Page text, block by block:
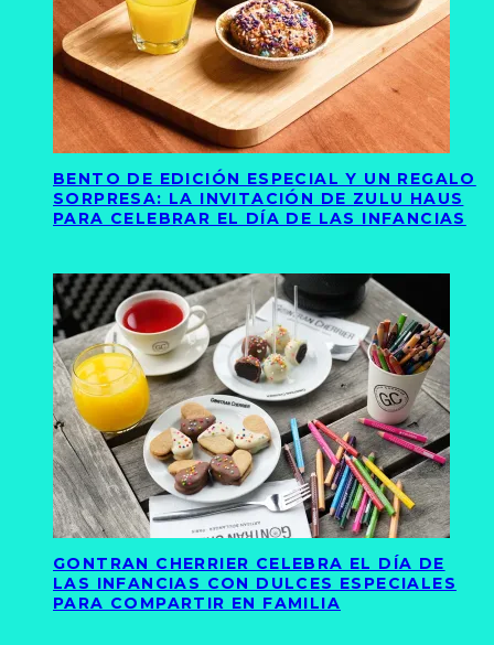
BENTO DE EDICIÓN ESPECIAL Y UN REGALO
SORPRESA: LA INVITACIÓN DE ZULU HAUS
PARA CELEBRAR EL DÍA DE LAS INFANCIAS
GONTRAN CHERRIER CELEBRA EL DÍA DE
LAS INFANCIAS CON DULCES ESPECIALES
PARA COMPARTIR EN FAMILIA